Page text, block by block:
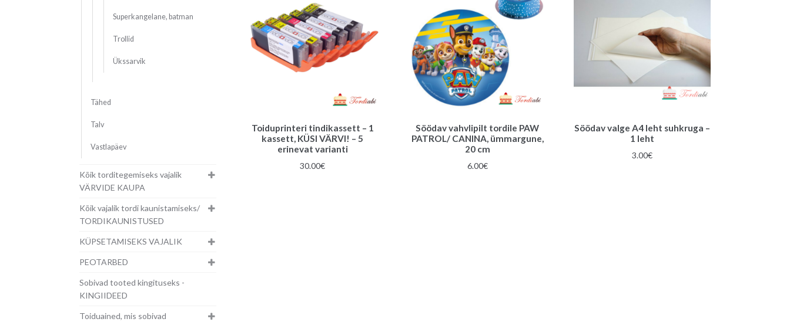
Toiduprinteri tindikassett – 1
kassett, KÜSI VÄRVI! – 5
erinevat varianti
30.00€
Söödav vahvlipilt tordile PAW
PATROL/ CANINA, ümmargune,
20 cm
6.00€
Söödav valge A4 leht suhkruga –
1 leht
3.00€
Superkangelane, batman
Trollid
Ükssarvik
Tähed
Talv
Vastlapäev
Kõik torditegemiseks vajalik
VÄRVIDE KAUPA
Kõik vajalik tordi kaunistamiseks/
TORDIKAUNISTUSED
KÜPSETAMISEKS VAJALIK
PEOTARBED
Sobivad tooted kingituseks -
KINGIIDEED
Toiduained, mis sobivad